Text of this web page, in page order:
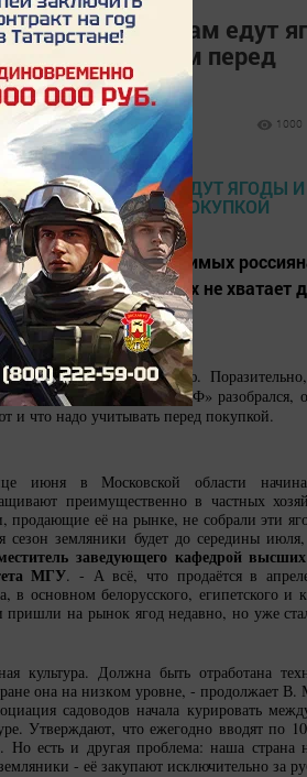
Откуда к нам едут
рыбнослободцам перед
13:14 1000
тонн ягод, необходимых
всего 4 млн тонн - их не хватает
ягоды продаются вовсю.
не в России. «АиФ» разобрался,
и что надо учитывать перед покупкой.
июня в Московской области
преимущественно в частных
продающие её на рынке, не собрали эти
сезон земляники будет до середины
заведующего кафедрой
МГУ. - А всё, что продаётся в
в основном белорусского, египетского и
пришли на рынок ягод недавно, но уже
культура. Должна быть отработана
она на низком уровне, - продолжает
садоводов начала курировать
Утверждают, что ежегодно вводят по
Но есть и другая проблема: наша страна
- её закупают исключительно за